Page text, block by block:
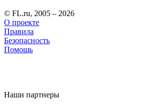
© FL.ru, 2005 – 2026
О проекте
Правила
Безопасность
Помощь
Наши партнеры